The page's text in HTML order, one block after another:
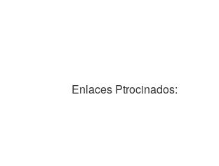
Enlaces Ptrocinados: